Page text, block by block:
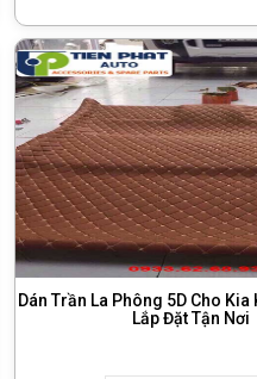
Dán Trần La Phông 5D Cho Kia
Lắp Đặt Tận Nơi